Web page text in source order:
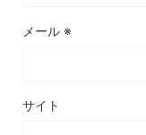
メール ※
サイト